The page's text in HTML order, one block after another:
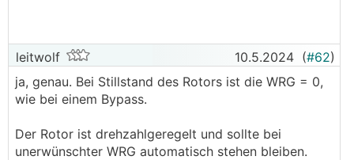
Deckenkühlung, erst wieder Klima-Innengeräte zu
verbauen.
Auch sind Luftzug, Geräusch und Optik der Geräte
nicht immer so gern gesehen.
Alternativ kann die Lüftungsanlage zur
Entfeuchtung genutzt werden.
leitwolf 10.5.2024 (#62)
ja, genau. Bei Stillstand des Rotors ist die WRG = 0,
wie bei einem Bypass.
Der Rotor ist drehzahlgeregelt und sollte bei
unerwünschter WRG automatisch stehen bleiben.